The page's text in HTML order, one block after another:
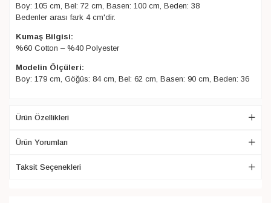
Boy: 105 cm, Bel: 72 cm, Basen: 100 cm, Beden: 38
Bedenler arası fark 4 cm'dir.
Kumaş Bilgisi:
%60 Cotton – %40 Polyester
Modelin Ölçüleri:
Boy: 179 cm, Göğüs: 84 cm, Bel: 62 cm, Basen: 90 cm, Beden: 36
Ürün Özellikleri
Ürün Yorumları
Taksit Seçenekleri